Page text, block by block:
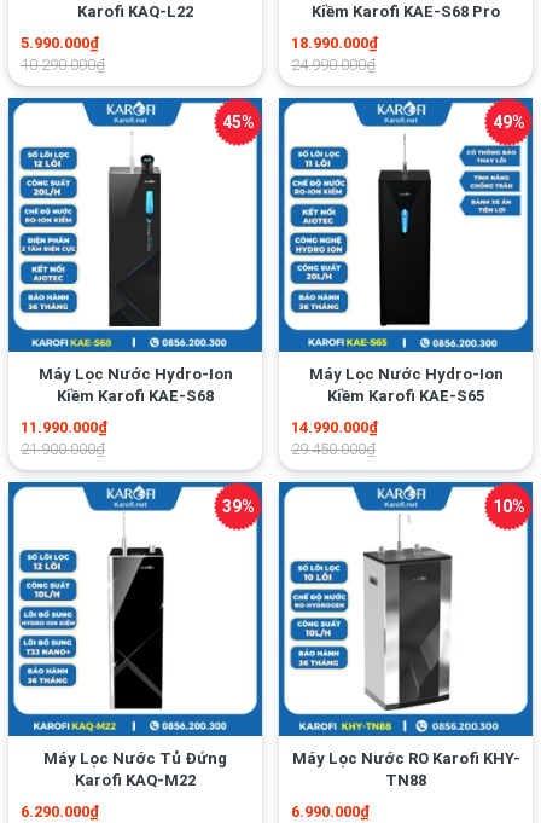
Karofi KAQ-L22
5.990.000₫
10.290.000₫
Kiềm Karofi KAE-S68 Pro
18.990.000₫
24.990.000₫
Máy Lọc Nước Hydro-Ion
Kiềm Karofi KAE-S68
11.990.000₫
21.900.000₫
Máy Lọc Nước Hydro-Ion
Kiềm Karofi KAE-S65
14.990.000₫
29.450.000₫
Máy Lọc Nước Tủ Đứng
Karofi KAQ-M22
6.290.000₫
Máy Lọc Nước RO Karofi KHY-
TN88
6.990.000₫